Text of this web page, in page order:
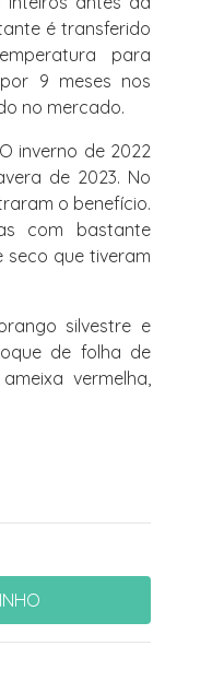
é transferido
para
9 meses nos
no mercado.
inverno de 2022
de 2023. No
o benefício.
com bastante
seco que tiveram
silvestre e
de folha de
vermelha,